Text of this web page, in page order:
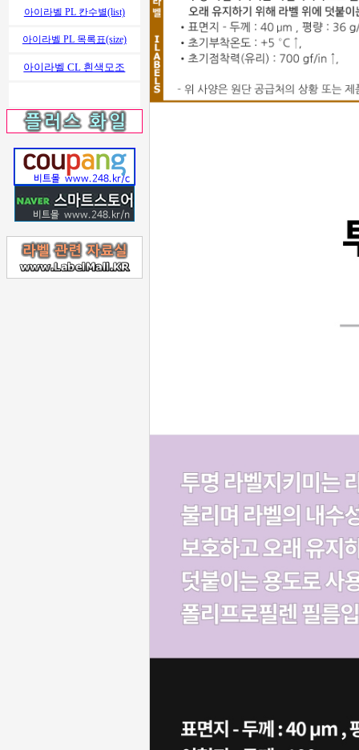
아이라벨 PL 칸수별(list)
아이라벨 PL 목록표(size)
아이라벨 CL 흰색모조